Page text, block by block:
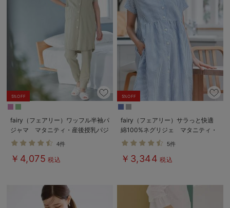
5%OFF
fairy（フェアリー）ワッフル半袖パ
ジャマ マタニティ・産後授乳パジ
ャマ【出産後も長く使える】
4件
￥4,075 税込
5%OFF
fairy（フェアリー）サラっと快適
綿100%ネグリジェ マタニティ・
産後授乳パジャマ【出産後も長く使
5件
￥3,344 税込